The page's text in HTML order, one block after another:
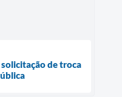
de troca